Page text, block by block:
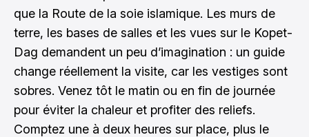
que la Route de la soie islamique. Les murs de
terre, les bases de salles et les vues sur le Kopet-
Dag demandent un peu d’imagination : un guide
change réellement la visite, car les vestiges sont
sobres. Venez tôt le matin ou en fin de journée
pour éviter la chaleur et profiter des reliefs.
Comptez une à deux heures sur place, plus le